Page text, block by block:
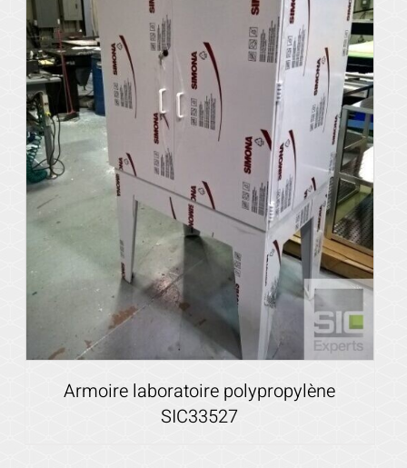
Armoire laboratoire polypropylène
SIC33527